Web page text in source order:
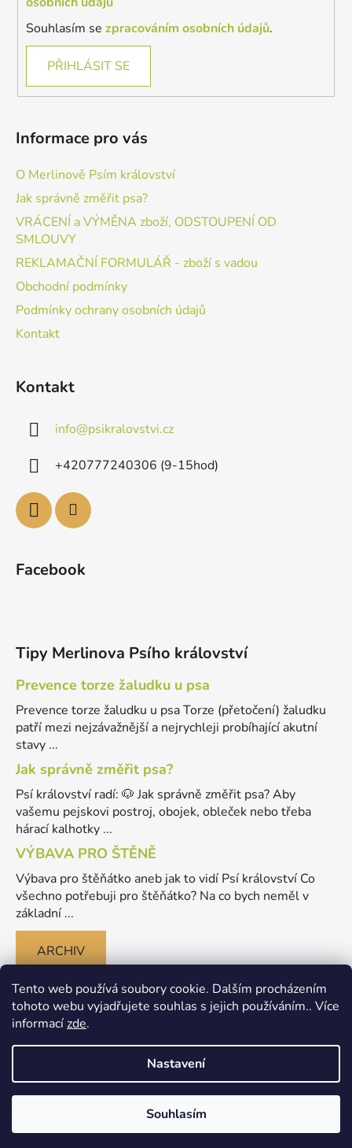
Tento web používá soubory cookie. Dalším procházením
tohoto webu vyjadřujete souhlas s jejich používáním.. Více
informacízde.
Nastavení
Souhlasím
Souhlasím se zpracováním osobních údajů.
PŘIHLÁSIT SE
Informace pro vás
O Merlinově Psím království
Jak správně změřit psa?
VRÁCENÍ a VÝMĚNA zboží, ODSTOUPENÍ OD
SMLOUVY
REKLAMAČNÍ FORMULÁŘ - zboží s vadou
Obchodní podmínky
Podmínky ochrany osobních údajů
Kontakt
Kontakt
info@psikralovstvi.cz
+420777240306 (9-15hod)
Facebook
Tipy Merlinova Psího království
Prevence torze žaludku u psa
Prevence torze žaludku u psa Torze (přetočení) žaludku
patří mezi nejzávažnější a nejrychleji probíhající akutní
stavy ...
Jak správně změřit psa?
Psí království radí: 🐶 Jak správně změřit psa? Aby
vašemu pejskovi postroj, obojek, obleček nebo třeba
hárací kalhotky ...
VÝBAVA PRO ŠTĚNĚ
Výbava pro štěňátko aneb jak to vidí Psí království Co
všechno potřebuji pro štěňátko? Na co bych neměl v
základní ...
ARCHIV
Vytvořil Shoptet
Merlinovo Psikralovstvi.cz - eshop pro
psy. Všechna práva vyhrazena.